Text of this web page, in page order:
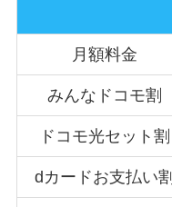
月額料金
みんなドコモ割
ドコモ光セット割
dカードお支払い割